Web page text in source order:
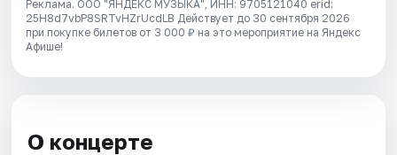
Реклама. ООО "ЯНДЕКС МУЗЫКА", ИНН: 9705121040 erid:
25H8d7vbP8SRTvHZrUcdLB Действует до 30 сентября 2026
при покупке билетов от 3 000 ₽ на это мероприятие на Яндекс
Афише!
О концерте